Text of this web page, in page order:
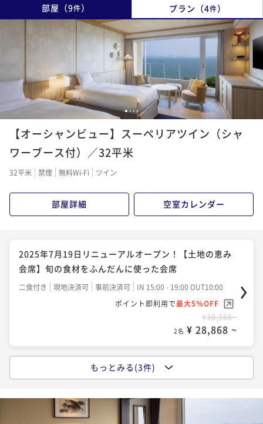
部屋 （9件） プラン （4件）
1234
【オーシャンビュー】スーペリアツイン（シャ
ワーブース付）／32平米
32平米 禁煙 無料Wi-Fi ツイン
部屋詳細 空室カレンダー
2025年7月19日リニューアルオープン！【土地の恵み
会席】旬の食材をふんだんに使った会席
二食付き 現地決済可 事前決済可
IN 15:00 - 19:00 OUT10:00
ポイント即利用で最大5％OFF
¥30,388~
2名 ¥ 28,868 ~
2025年7月19日リニューアルオープン！【土地の恵み
現地決済可 事前決済可
IN 15:00 - 19:00 OUT10:00
ポイント即利用で
もっとみる(3件)